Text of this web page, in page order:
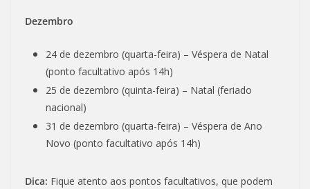
Dezembro
24 de dezembro (quarta-feira) – Véspera de Natal
(ponto facultativo após 14h)
25 de dezembro (quinta-feira) – Natal (feriado
nacional)
31 de dezembro (quarta-feira) – Véspera de Ano
Novo (ponto facultativo após 14h)
Dica: Fique atento aos pontos facultativos, que podem